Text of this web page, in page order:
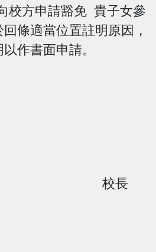
校方申請豁免 貴子女參
條適當位置註明原因，
作書面申請。
長